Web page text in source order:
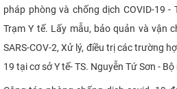
pháp phòng và chống dịch COVID-19 -
Trạm Y tế. Lấy mẫu, bảo quản và vận
SARS-COV-2,Xử lý, điều trị các trường
19 tại cơ sở Y tế-TS. Nguyễn Tứ Sơn - Bộ